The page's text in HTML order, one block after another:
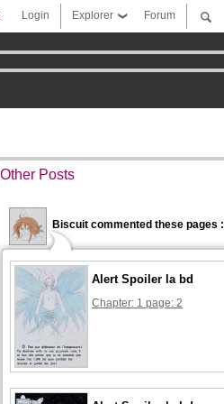
Forum
Explorer
Login
Other Posts
Biscuit commented these pages :
Alert Spoiler la bd
Chapter: 1 page: 2